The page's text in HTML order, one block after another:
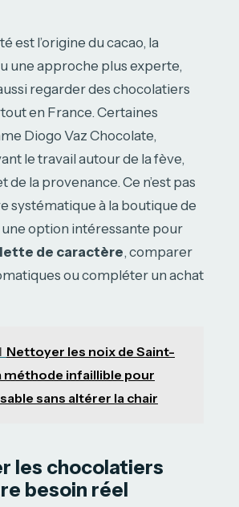
est l’origine du cacao, la
une approche plus experte,
regarder des chocolatiers
en France. Certaines
Diogo Vaz Chocolate,
le travail autour de la fève,
de la provenance. Ce n’est pas
systématique à la boutique de
option intéressante pour
de caractère, comparer
ou compléter un achat
Nettoyer les noix de Saint-
méthode infaillible pour
sans altérer la chair
les chocolatiers
besoin réel